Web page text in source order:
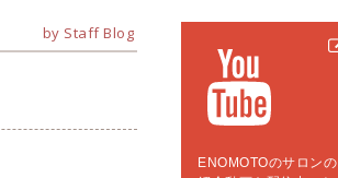
by Staff Blog
ENOMOTOのサロンの